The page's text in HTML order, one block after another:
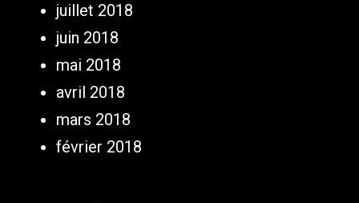
juillet 2018
juin 2018
mai 2018
avril 2018
mars 2018
février 2018